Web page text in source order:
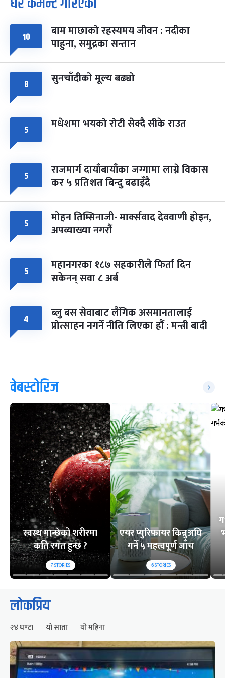
आइत चैत्र ७, २०८३-Mar 21, 2027
८ फागुपूर्णिमा
चैत्र ८, २०८३-Mar 22, 2027
७ महिना बाँकी
१० बाम माछाको रहस्यमय जीवन : नदीका
पाहुना, समुद्रका सन्तान
८ सुनचाँदीको मूल्य बढ्यो
५ मधेशमा भयको रोटी सेक्दै सीके राउत
५ राजमार्ग दायाँबायाँका जग्गामा लाग्ने विकास
कर ५ प्रतिशत बिन्दु बढाइँदै
५ मोहन तिम्सिनाजी- मार्क्सवाद देववाणी होइन,
अपव्याख्या नगरौं
५ महानगरका १८७ सहकारीले फिर्ता दिन
सकेनन् सवा ८ अर्ब
४ ब्लु बस सेवाबाट लैंगिक असमानतालाई
प्रोत्साहन नगर्ने नीति लिएका हौं : मन्त्री बादी
वेबस्टोरिज
स्वस्थ मान्छेको शरीरमा
कति रगत हुन्छ ?
7STORIES
एयर प्युरिफायर किन्नुअघि
गर्ने ५ महत्त्वपूर्ण जाँच
6STORIES
लोकप्रिय
२४ घण्टा यो साता यो महिना